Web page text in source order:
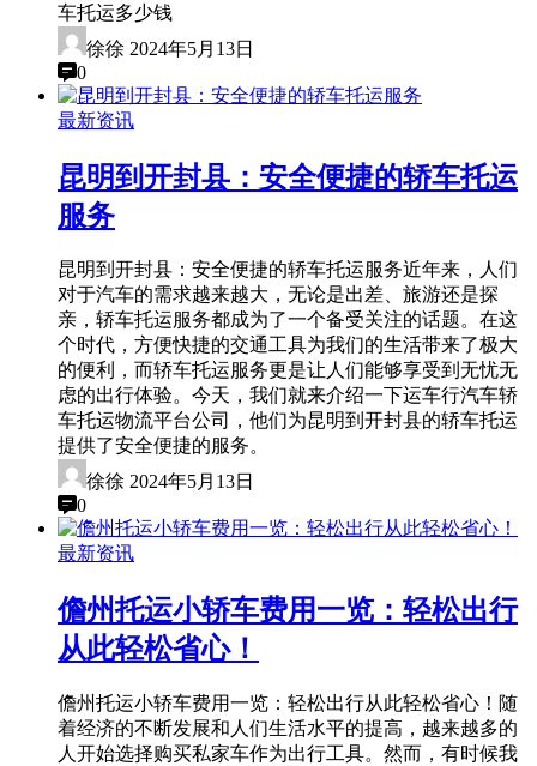
车托运多少钱
徐徐 2024年5月13日
0
最新资讯
昆明到开封县：安全便捷的轿车托运
服务
昆明到开封县：安全便捷的轿车托运服务近年来，人们
对于汽车的需求越来越大，无论是出差、旅游还是探
亲，轿车托运服务都成为了一个备受关注的话题。在这
个时代，方便快捷的交通工具为我们的生活带来了极大
的便利，而轿车托运服务更是让人们能够享受到无忧无
虑的出行体验。今天，我们就来介绍一下运车行汽车轿
车托运物流平台公司，他们为昆明到开封县的轿车托运
提供了安全便捷的服务。
徐徐 2024年5月13日
0
最新资讯
儋州托运小轿车费用一览：轻松出行
从此轻松省心！
儋州托运小轿车费用一览：轻松出行从此轻松省心！随
着经济的不断发展和人们生活水平的提高，越来越多的
人开始选择购买私家车作为出行工具。然而，有时候我